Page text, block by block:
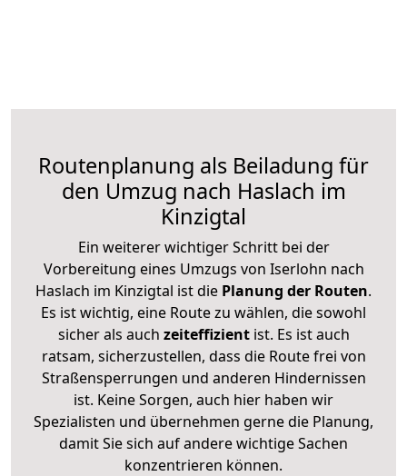
Routenplanung als Beiladung für
den Umzug nach Haslach im
Kinzigtal
Ein weiterer wichtiger Schritt bei der
Vorbereitung eines Umzugs von Iserlohn nach
Haslach im Kinzigtal ist die Planung der Routen.
Es ist wichtig, eine Route zu wählen, die sowohl
sicher als auch zeiteffizientist. Es ist auch
ratsam, sicherzustellen, dass die Route frei von
Straßensperrungen und anderen Hindernissen
ist. Keine Sorgen, auch hier haben wir
Spezialisten und übernehmen gerne die Planung,
damit Sie sich auf andere wichtige Sachen
konzentrieren können.